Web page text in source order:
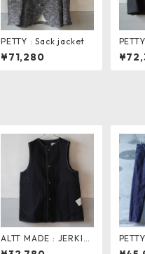
PETTY : Sack jacket
¥71,280
k
ALTT MADE : JERKIN
VEST . black dnm
enim